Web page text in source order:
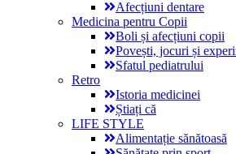
Afecțiuni dentare
Medicina pentru Copii
Boli și afecțiuni copii
Povești, jocuri și
Sfatul pediatrului
Retro
Istoria medicinei
Știați că
LIFE STYLE
Alimentație sănătoasă